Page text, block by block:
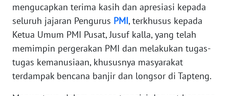
mengucapkan terima kasih dan apresiasi kepada
seluruh jajaran Pengurus PMI, terkhusus kepada
Ketua Umum PMI Pusat, Jusuf kalla, yang telah
memimpin pergerakan PMI dan melakukan tugas-
tugas kemanusiaan, khususnya masyarakat
terdampak bencana banjir dan longsor di Tapteng.
PAPUA
WN
PAPUA
BARAT